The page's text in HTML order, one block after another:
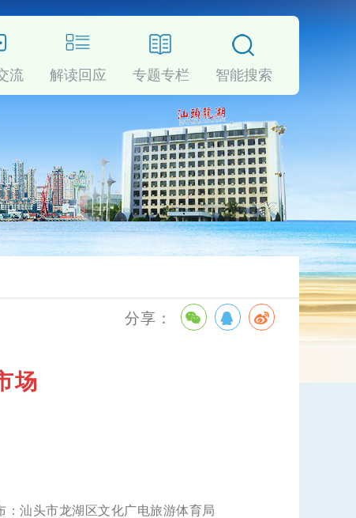
流 解读回应 专题专栏 智能搜索
场
汕头市龙湖区文化广电旅游体育局